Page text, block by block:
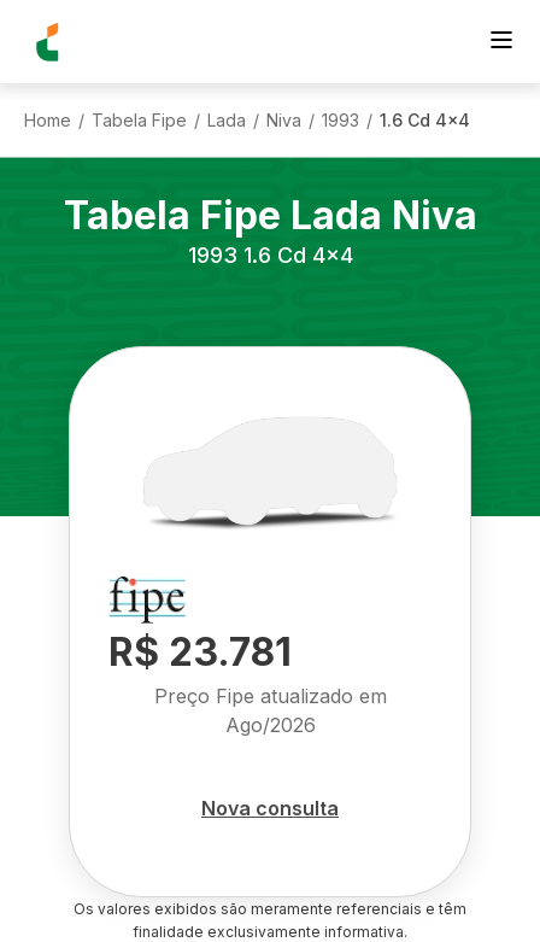
Home / Tabela Fipe / Lada / Niva / 1993 / 1.6 Cd 4x4
Tabela Fipe Lada Niva
1993 1.6 Cd 4x4
R$ 23.781
Preço Fipe atualizado em
Ago/2026
Nova consulta
Os valores exibidos são meramente referenciais e têm
finalidade exclusivamente informativa.